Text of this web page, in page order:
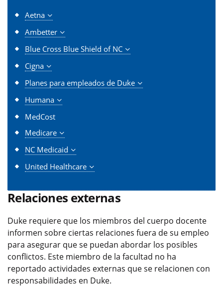
Aetna
Ambetter
Blue Cross Blue Shield of NC
Cigna
Planes para empleados de Duke
Humana
MedCost
Medicare
NC Medicaid
United Healthcare
Relaciones externas
Duke requiere que los miembros del cuerpo docente
informen sobre ciertas relaciones fuera de su empleo
para asegurar que se puedan abordar los posibles
conflictos. Este miembro de la facultad no ha
reportado actividades externas que se relacionen con
responsabilidades en Duke.